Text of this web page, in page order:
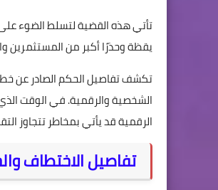
تأتي هذه القضية لتسلط الضوء
يقظة وحذرًا أكبر من المستثمرين
تكشف تفاصيل الحكم الصادر عن
الشخصية والرقمية. في الوقت
الرقمية قد يأتي بمخاطر تتجاوز
تفاصيل الاختطاف